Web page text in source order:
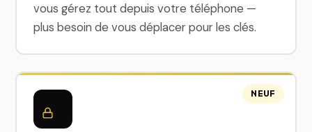
vous gérez tout depuis votre téléphone —
plus besoin de vous déplacer pour les clés.
NEUF